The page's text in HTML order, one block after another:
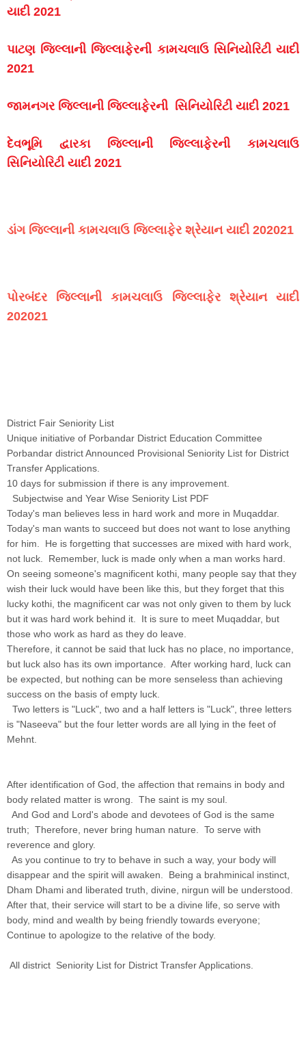
યાદી 2021
પાટણ જિલ્લાની જિલ્લાફેરની કામચલાઉ સિનિયોરિટી યાદી
2021
જામનગર જિલ્લાની જિલ્લાફેરની સિનિયોરિટી યાદી 2021
દેવભૂમિ દ્વારકા જિલ્લાની જિલ્લાફેરની કામચલાઉ
સિનિયોરિટી યાદી 2021
ડાંગ જિલ્લાની કામચલાઉ જિલ્લાફેર શ્રેયાન યાદી 202021
પોરબંદર જિલ્લાની કામચલાઉ જિલ્લાફેર શ્રેયાન યાદી
202021
District Fair Seniority List
Unique initiative of Porbandar District Education Committee
Porbandar district Announced Provisional Seniority List for District
Transfer Applications.
10 days for submission if there is any improvement.
Subjectwise and Year Wise Seniority List PDF
Today's man believes less in hard work and more in Muqaddar.
Today's man wants to succeed but does not want to lose anything
for him. He is forgetting that successes are mixed with hard work,
not luck. Remember, luck is made only when a man works hard.
On seeing someone's magnificent kothi, many people say that they
wish their luck would have been like this, but they forget that this
lucky kothi, the magnificent car was not only given to them by luck
but it was hard work behind it. It is sure to meet Muqaddar, but
those who work as hard as they do leave.
Therefore, it cannot be said that luck has no place, no importance,
but luck also has its own importance. After working hard, luck can
be expected, but nothing can be more senseless than achieving
success on the basis of empty luck.
Two letters is "Luck", two and a half letters is "Luck", three letters
is "Naseeva" but the four letter words are all lying in the feet of
Mehnt.
After identification of God, the affection that remains in body and
body related matter is wrong. The saint is my soul.
And God and Lord's abode and devotees of God is the same
truth; Therefore, never bring human nature. To serve with
reverence and glory.
As you continue to try to behave in such a way, your body will
disappear and the spirit will awaken. Being a brahminical instinct,
Dham Dhami and liberated truth, divine, nirgun will be understood.
After that, their service will start to be a divine life, so serve with
body, mind and wealth by being friendly towards everyone;
Continue to apologize to the relative of the body.
All district Seniority List for District Transfer Applications.